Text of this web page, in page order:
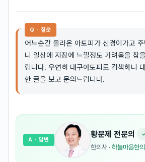
Q · 질문
어느순간 올라온 아토피가 신경이가고
니 일상에 지장에 느낄정도 가려움을 참
립니다. 우연히 대구아토피로 검색하니
한 글을 보고 문의드립니다.
황문제 전문의
한의사 · 하늘마음한
A · 답변